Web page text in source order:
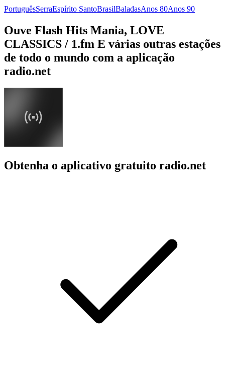
PortuguêsSerraEspírito SantoBrasilBaladasAnos 80Anos 90
Ouve Flash Hits Mania, LOVE
CLASSICS / 1.fm E várias outras estações
de todo o mundo com a aplicação
radio.net
Obtenha o aplicativo gratuito radio.net